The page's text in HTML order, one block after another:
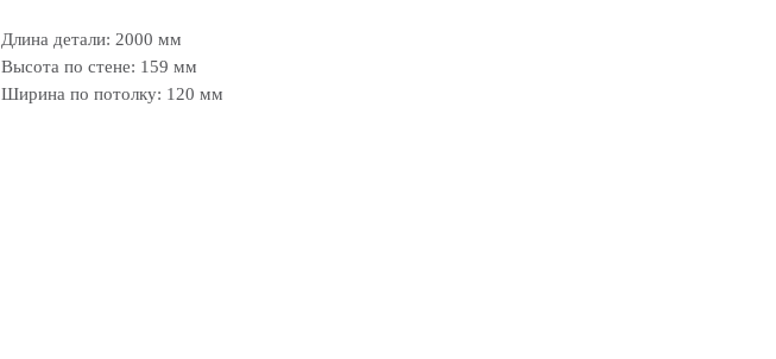
Длина детали: 2000 мм
Высота по стене: 159 мм
Ширина по потолку: 120 мм